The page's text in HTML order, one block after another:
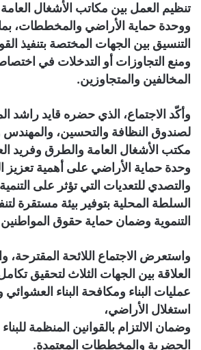
تنظيم العمل بين مكاتب الأشغال
ووحدة حماية الأراضي والمخططات،
التنسيق بين الجهات المختصة بتنفيذ
ومنع التجاوزات أو التدخلات في
المخالفين والمتجاوزين.
وأكّد الاجتماع، الذي حضره قايد راشد
لصندوق النظافة والتحسين، والمهندس
مكتب الأشغال العامة والطرق وفريد
وحدة حماية الأراضي على أهمية تعزيز
والتصدي للتعديات التي تؤثر على
السلطة المحلية بتوفير بيئة مستقرة
التنموية وضمان حماية حقوق
واستعرض الاجتماع اللائحة المقترحة،
العلاقة بين الجهات الثلاث لتحقيق
عمليات البناء ومكافحة البناء
استغلال الأراضي،
وضمان الالتزام بالقوانين المنظمة
الحضرية والمخططات المعتمدة.